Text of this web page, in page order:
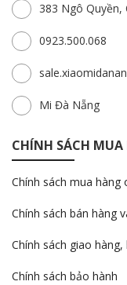
383 Ngô Quyền,
0923.500.068
Mi Đà Nẵng
CHÍNH SÁCH MUA
Chính sách mua hàng
Chính sách bán hàng
Chính sách giao
Chính sách bảo hành